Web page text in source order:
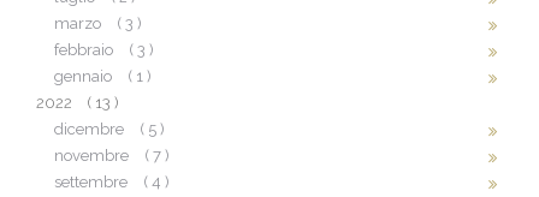
marzo
( 3 )
febbraio
( 3 )
gennaio
( 1 )
2022
( 13 )
dicembre
( 5 )
novembre
( 7 )
settembre
( 4 )